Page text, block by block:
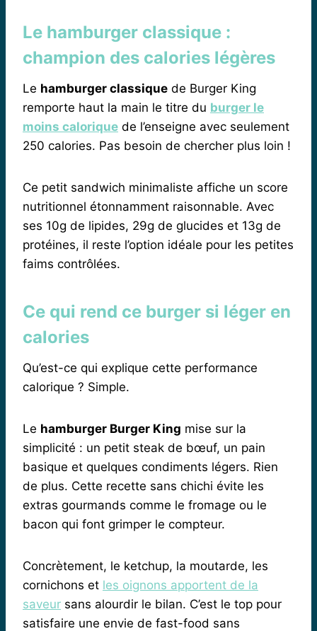
Le hamburger classique :
champion des calories légères
Le hamburger classique de Burger King
remporte haut la main le titre du burger le
moins calorique de l’enseigne avec seulement
250 calories. Pas besoin de chercher plus loin !
Ce petit sandwich minimaliste affiche un score
nutritionnel étonnamment raisonnable. Avec
ses 10g de lipides, 29g de glucides et 13g de
protéines, il reste l’option idéale pour les petites
faims contrôlées.
Ce qui rend ce burger si léger en
calories
Qu’est-ce qui explique cette performance
calorique ? Simple.
Le hamburger Burger King mise sur la
simplicité : un petit steak de bœuf, un pain
basique et quelques condiments légers. Rien
de plus. Cette recette sans chichi évite les
extras gourmands comme le fromage ou le
bacon qui font grimper le compteur.
Concrètement, le ketchup, la moutarde, les
cornichons et les oignons apportent de la
saveur sans alourdir le bilan. C’est le top pour
satisfaire une envie de fast-food sans